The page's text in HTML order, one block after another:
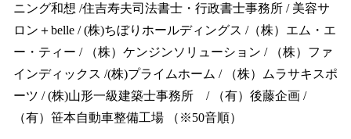
ニング和想 /住吉寿夫司法書士・行政書士事務所 / 美容サ
ロン＋belle / (株)ちぼりホールディングス /（株）エム・エ
ー・ティー / （株）ケンジンソリューション / （株）ファ
インディックス /(株)プライムホーム / （株）ムラサキスポ
ーツ / (株)山形一級建築士事務所 / （有）後藤企画 /
（有）笹本自動車整備工場 （※50音順）